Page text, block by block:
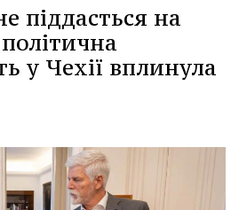
піддасться на
у Чехії вплинула